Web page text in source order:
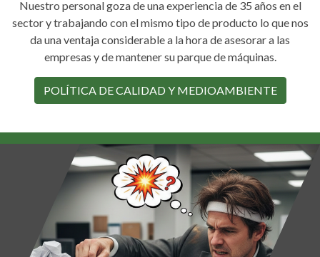
Nuestro personal goza de una experiencia de 35 años en el
sector y trabajando con el mismo tipo de producto lo que nos
da una ventaja considerable a la hora de asesorar a las
empresas y de mantener su parque de máquinas.
POLÍTICA DE CALIDAD Y MEDIOAMBIENTE